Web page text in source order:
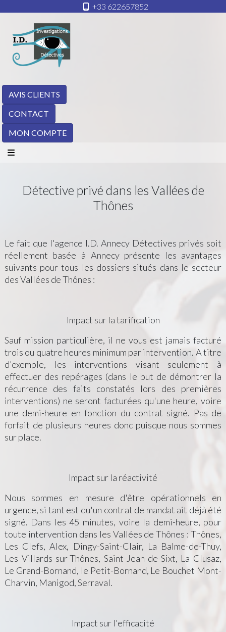
+33 622657852
AVIS CLIENTS
CONTACT
MON COMPTE
Détective privé dans les Vallées de
Thônes
Le fait que l'agence I.D. Annecy Détectives privés soit
réellement basée à Annecy présente les avantages
suivants pour tous les dossiers situés dans le secteur
des Vallées de Thônes :
Impact sur la tarification
Sauf mission particulière, il ne vous est jamais facturé
trois ou quatre heures minimum par intervention. A titre
d'exemple, les interventions visant seulement à
effectuer des repérages (dans le but de démontrer la
récurrence des faits constatés lors des premières
interventions) ne seront facturées qu'une heure, voire
une demi-heure en fonction du contrat signé. Pas de
forfait de plusieurs heures donc puisque nous sommes
sur place.
Impact sur la réactivité
Nous sommes en mesure d'être opérationnels en
urgence, si tant est qu'un contrat de mandat ait déjà été
signé. Dans les 45 minutes, voire la demi-heure, pour
toute intervention dans les Vallées de Thônes : Thônes,
Les Clefs, Alex, Dingy-Saint-Clair, La Balme-de-Thuy,
Les Villards-sur-Thônes, Saint-Jean-de-Sixt, La Clusaz,
Le Grand-Bornand, le Petit-Bornand, Le Bouchet Mont-
Charvin, Manigod, Serraval.
Impact sur l'efficacité